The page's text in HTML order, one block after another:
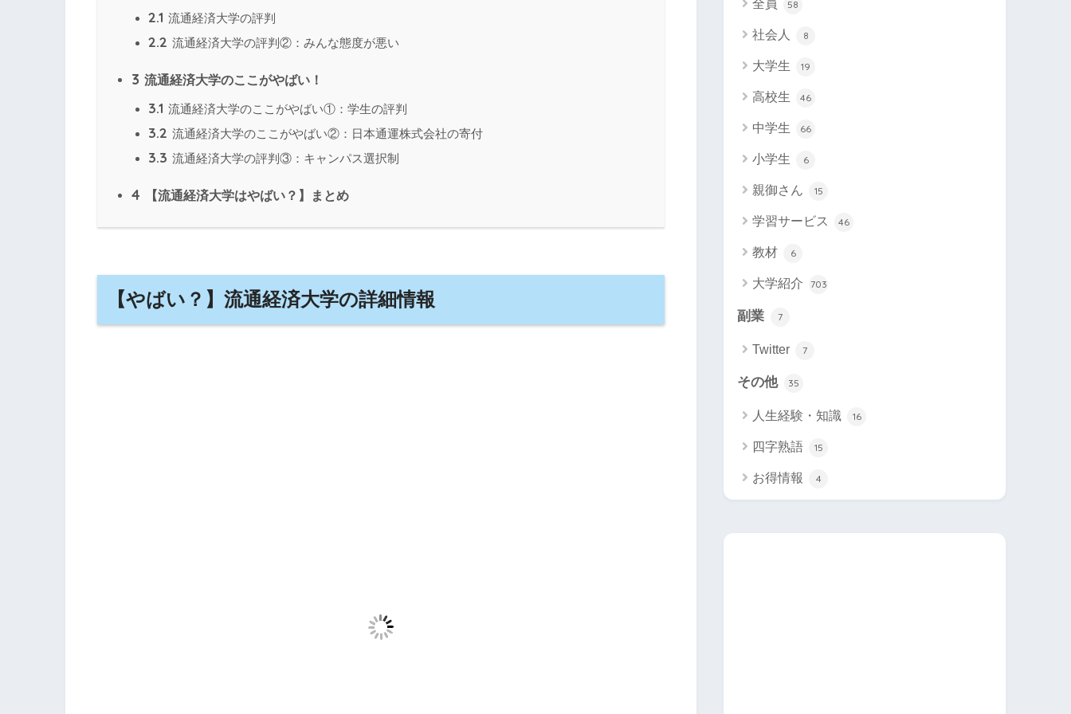
2.1 流通経済大学の評判
2.2 流通経済大学の評判②：みんな態度が悪い
3 流通経済大学のここがやばい！
3.1 流通経済大学のここがやばい①：学生の評判
3.2 流通経済大学のここがやばい②：日本通運株式会社の寄付
3.3 流通経済大学の評判③：キャンパス選択制
4 【流通経済大学はやばい？】まとめ
【やばい？】流通経済大学の詳細情報
全員 58
社会人 8
大学生 19
高校生 46
中学生 66
小学生 6
親御さん 15
学習サービス 46
教材 6
大学紹介 703
副業 7
Twitter 7
その他 35
人生経験・知識 16
四字熟語 15
お得情報 4